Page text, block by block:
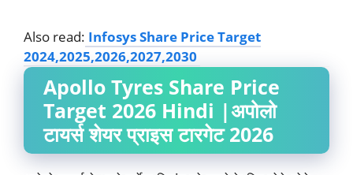
Also read: Infosys Share Price Target
2024,2025,2026,2027,2030
Apollo Tyres Share Price
Target 2026 Hindi |अपोलो
टायर्सशेयर प्राइस टारगेट 2026